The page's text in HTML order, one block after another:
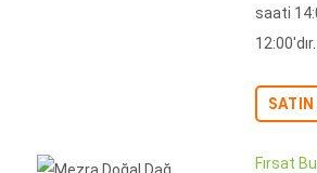
saati
12:00'dır.
SATIN
Fırsat